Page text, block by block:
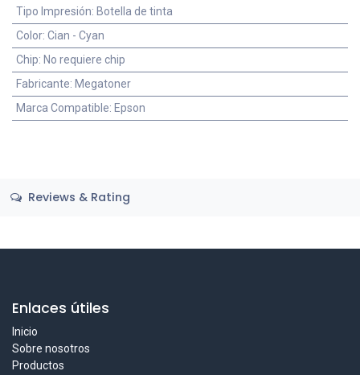
Tipo Impresión: Botella de tinta
Color: Cian - Cyan
Chip: No requiere chip
Fabricante: Megatoner
Marca Compatible: Epson
Reviews & Rating
Enlaces útiles
Inicio
Sobre nosotros
Productos